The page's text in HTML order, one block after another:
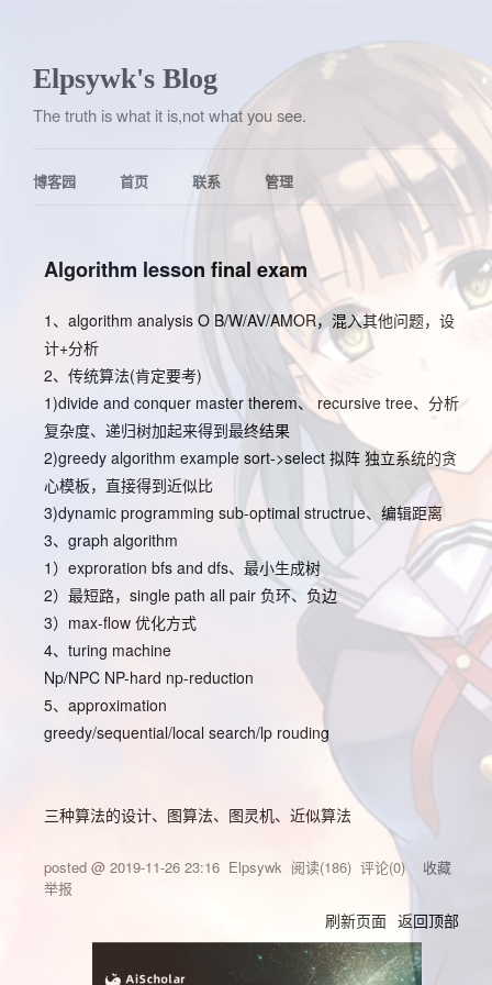
Elpsywk's Blog
The truth is what it is,not what you see.
博客园 首页 联系 管理
Algorithm lesson final exam
1、algorithm analysis O B/W/AV/AMOR，混入其他问题，设
计+分析
2、传统算法(肯定要考)
1)divide and conquer master therem、 recursive tree、分析
复杂度、递归树加起来得到最终结果
2)greedy algorithm example sort->select 拟阵 独立系统的贪
心模板，直接得到近似比
3)dynamic programming sub-optimal structrue、编辑距离
3、graph algorithm
1）exproration bfs and dfs、最小生成树
2）最短路，single path all pair 负环、负边
3）max-flow 优化方式
4、turing machine
Np/NPC NP-hard np-reduction
5、approximation
greedy/sequential/local search/lp rouding
三种算法的设计、图算法、图灵机、近似算法
posted @ 2019-11-26 23:16 Elpsywk 阅读(186) 评论(0) 收藏
举报
刷新页面 返回顶部